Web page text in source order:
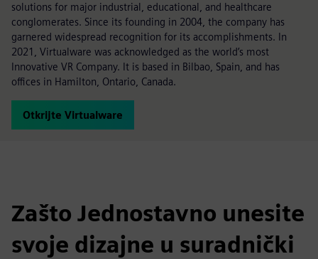
solutions for major industrial, educational, and healthcare
conglomerates. Since its founding in 2004, the company has
garnered widespread recognition for its accomplishments. In
2021, Virtualware was acknowledged as the world’s most
Innovative VR Company. It is based in Bilbao, Spain, and has
offices in Hamilton, Ontario, Canada.
Otkrijte Virtualware
Zašto Jednostavno unesite
svoje dizajne u suradnički